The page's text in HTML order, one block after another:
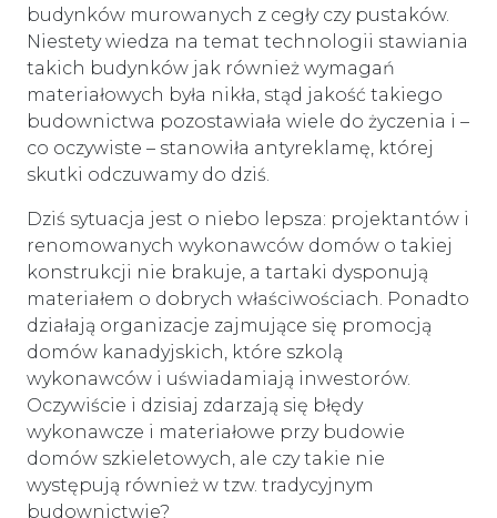
budynków murowanych z cegły czy pustaków.
Niestety wiedza na temat technologii stawiania
takich budynków jak również wymagań
materiałowych była nikła, stąd jakość takiego
budownictwa pozostawiała wiele do życzenia i –
co oczywiste – stanowiła antyreklamę, której
skutki odczuwamy do dziś.
Dziś sytuacja jest o niebo lepsza: projektantów i
renomowanych wykonawców domów o takiej
konstrukcji nie brakuje, a tartaki dysponują
materiałem o dobrych właściwościach. Ponadto
działają organizacje zajmujące się promocją
domów kanadyjskich, które szkolą
wykonawców i uświadamiają inwestorów.
Oczywiście i dzisiaj zdarzają się błędy
wykonawcze i materiałowe przy budowie
domów szkieletowych, ale czy takie nie
występują również w tzw. tradycyjnym
budownictwie?